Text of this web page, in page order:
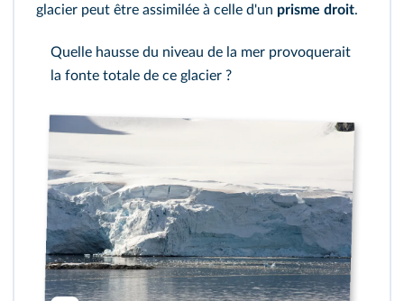
glacier peut être assimilée à celle d'un prisme droit.
Quelle hausse du niveau de la mer provoquerait
la fonte totale de ce glacier ?